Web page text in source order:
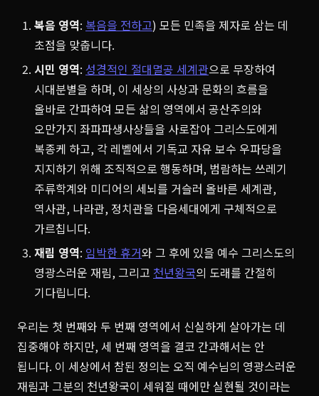
복음 영역: 복음을 전하고) 모든 민족을 제자로 삼는 데
초점을 맞춥니다.
시민 영역: 성경적인 절대멸공 세계관으로 무장하여
시대분별을 하며, 이 세상의 사상과 문화의 흐름을
올바로 간파하여 모든 삶의 영역에서 공산주의와
오만가지 좌파파생사상들을 사로잡아 그리스도에게
복종케 하고, 각 레벨에서 기독교 자유 보수 우파당을
지지하기 위해 조직적으로 행동하며, 범람하는 쓰레기
주류학계와 미디어의 세뇌를 거슬러 올바른 세계관,
역사관, 나라관, 정치관을 다음세대에게 구체적으로
가르칩니다.
재림 영역: 임박한 휴거와 그 후에 있을 예수 그리스도의
영광스러운 재림, 그리고 천년왕국의 도래를 간절히
기다립니다.
우리는 첫 번째와 두 번째 영역에서 신실하게 살아가는 데
집중해야 하지만, 세 번째 영역을 결코 간과해서는 안
됩니다. 이 세상에서 참된 정의는 오직 예수님의 영광스러운
재림과 그분의 천년왕국이 세워질 때에만 실현될 것이라는